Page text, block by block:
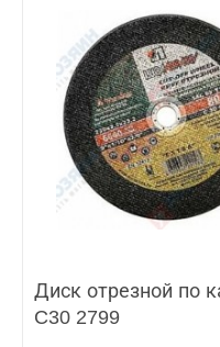
Диск отрезной по
C30 2799